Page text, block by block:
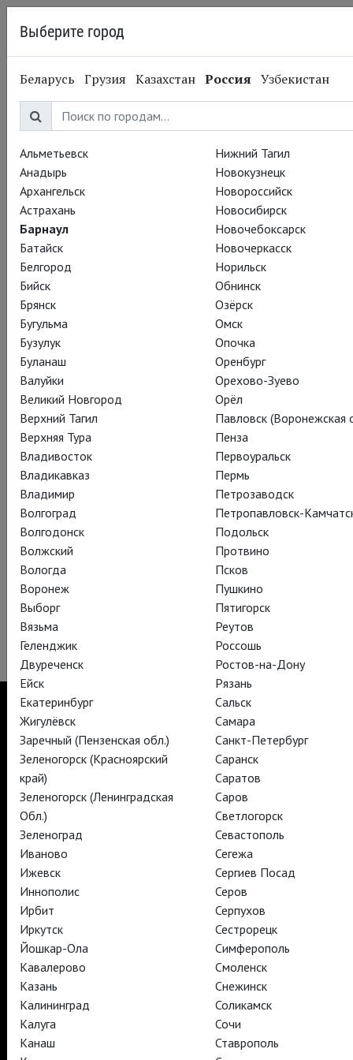
05.09.2014 Национальный театр
Летний театральный
фестиваль. Король Лир
«Король Лир» возвращается! Гениальный Саймон Расселл
Бил в заглавной роли, яркая режиссура Сэма Мендеса и
внимание к деталям.
— Ты зовешь меня дураком, голубчик?
— Остальные титулы ты раздал, а этот дан от природы.
Спектакль оскароносного режиссера уже сегодня можно
будет увидеть в Санкт-Петербурге, а 7, 11 и 12 сентября –
в Москве.
TheatreHD
TheatreHD Опера
TheatreHD Балет в кино
АРТ-ЛЕКТОРИЙ В КИНО
TheatreHD
АРТ-ЛЕКТОРИЙ В КИНО
TheatreHD
TheatreHD Опера
TheatreHD Балет в кино
АРТ-ЛЕКТОРИЙ В КИНО
TheatreHD
Выберите город
Беларусь Грузия Казахстан Россия Узбекистан
Альметьевск
Анадырь
Архангельск
Астрахань
Барнаул
Батайск
Белгород
Бийск
Брянск
Бугульма
Бузулук
Буланаш
Валуйки
Великий Новгород
Верхний Тагил
Верхняя Тура
Владивосток
Владикавказ
Владимир
Волгоград
Волгодонск
Волжский
Вологда
Воронеж
Выборг
Вязьма
Геленджик
Двуреченск
Ейск
Екатеринбург
Жигулёвск
Заречный (Пензенская обл.)
Зеленогорск (Красноярский
край)
Зеленогорск (Ленинградская
Обл.)
Зеленоград
Иваново
Ижевск
Иннополис
Ирбит
Иркутск
Йошкар-Ола
Кавалерово
Казань
Калининград
Калуга
Канаш
Нижний Тагил
Новокузнецк
Новороссийск
Новосибирск
Новочебоксарск
Новочеркасск
Норильск
Обнинск
Озёрск
Омск
Опочка
Оренбург
Орехово-Зуево
Орёл
Павловск (Воронежская
Пенза
Первоуральск
Пермь
Петрозаводск
Петропавловск-
Подольск
Протвино
Псков
Пушкино
Пятигорск
Реутов
Россошь
Ростов-на-Дону
Рязань
Сальск
Самара
Санкт-Петербург
Саранск
Саратов
Саров
Светлогорск
Севастополь
Сегежа
Сергиев Посад
Серов
Серпухов
Сестрорецк
Симферополь
Смоленск
Снежинск
Соликамск
Сочи
Ставрополь